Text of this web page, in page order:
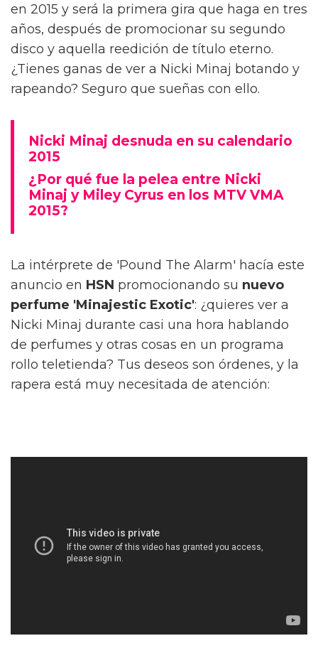
en 2015 y será la primera gira que haga en tres
años, después de promocionar su segundo
disco y aquella reedición de título eterno.
¿Tienes ganas de ver a Nicki Minaj botando y
rapeando? Seguro que sueñas con ello.
Nicki Minaj desnuda en su calendario
2015
¿Por qué fue la pelea entre Nicki
Minaj y Miley Cyrus en los MTV VMA
2015?
La intérprete de 'Pound The Alarm' hacía este
anuncio en HSN promocionando su nuevo
perfume 'Minajestic Exotic': ¿quieres ver a
Nicki Minaj durante casi una hora hablando
de perfumes y otras cosas en un programa
rollo teletienda? Tus deseos son órdenes, y la
rapera está muy necesitada de atención: